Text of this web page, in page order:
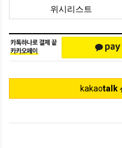
위시리스트
kakaotalk